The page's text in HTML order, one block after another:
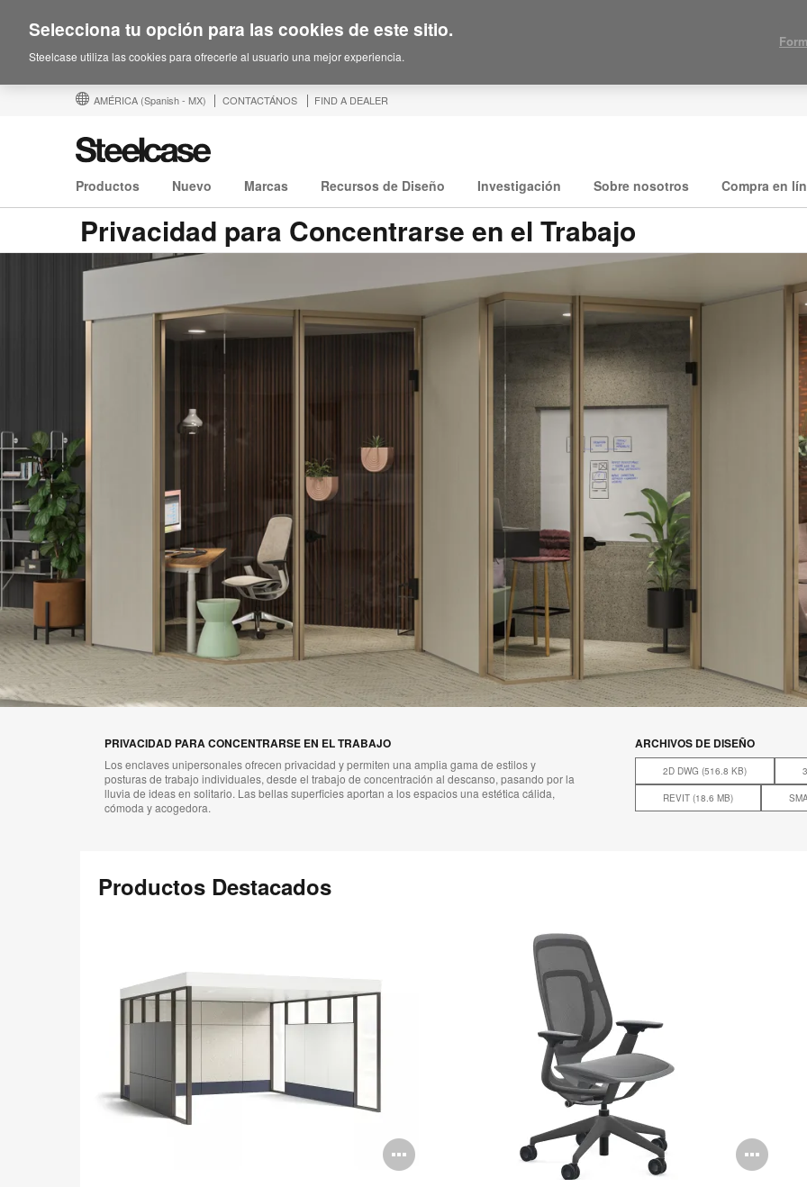
AMÉRICA (Spanish - MX) CONTACTÁNOS FIND A DEALER
Productos Nuevo Marcas Recursos de Diseño Investigación Sobre nosotros Compra en
Privacidad para Concentrarse en el Trabajo
PRIVACIDAD PARA CONCENTRARSE EN EL TRABAJO
Los enclaves unipersonales ofrecen privacidad y permiten una amplia gama de estilos y
posturas de trabajo individuales, desde el trabajo de concentración al descanso, pasando por la
lluvia de ideas en solitario. Las bellas superficies aportan a los espacios una estética cálida,
cómoda y acogedora.
ARCHIVOS DE DISEÑO
2D DWG (516.8 KB)
REVIT (18.6 MB)
Productos Destacados
Open
Selecciona tu opción para las cookies de este sitio.
Steelcase utiliza las cookies para ofrecerle al usuario una mejor experiencia.